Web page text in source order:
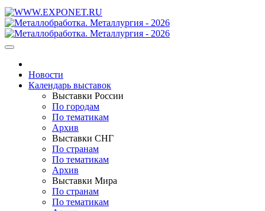
Новости
Календарь выставок
Выставки России
По городам
По тематикам
Архив
Выставки СНГ
По странам
По тематикам
Архив
Выставки Мира
По странам
По тематикам